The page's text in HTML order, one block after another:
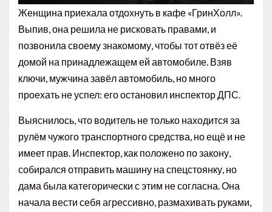
Женщина приехала отдохнуть в кафе «ГринХолл».
Выпив, она решила не рисковать правами, и
позвонила своему знакомому, чтобы тот отвёз её
домой на принадлежащем ей автомобиле. Взяв
ключи, мужчина завёл автомобиль, но много
проехать не успел: его остановил инспектор ДПС.
Выяснилось, что водитель не только находится за
рулём чужого транспортного средства, но ещё и не
имеет прав. Инспектор, как положено по закону,
собирался отправить машину на спецстоянку, но
дама была категорически с этим не согласна. Она
начала вести себя агрессивно, размахивать руками,